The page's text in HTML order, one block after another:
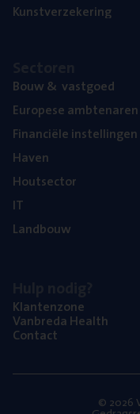
Kunst­ver­ze­ke­ring
Bouw& vastgoed
Euro­pe­se ambtenaren
Finan­ci­ë­le instellingen
Haven
Hout­sec­tor
IT
Land­bouw
Klan­ten­zo­ne
Van­b­re­da Health
Con­tact
© 2026